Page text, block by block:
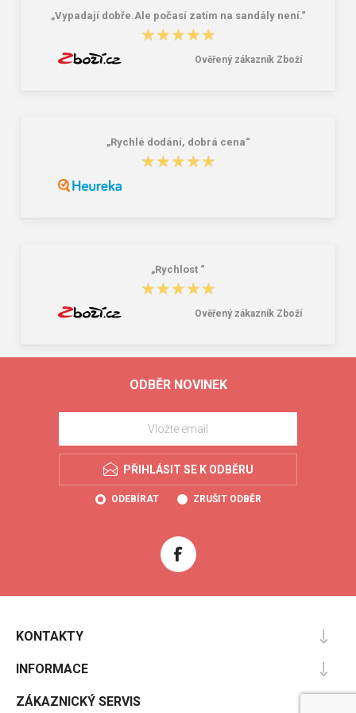
„Vypadají dobře.Ale počasí zatím na sandály není.“
★★★★★
★★★★★
Ověřený zákazník Zboží
„Rychlé dodání, dobrá cena“
★★★★★
★★★★★
„Rychlost “
★★★★★
★★★★★
Ověřený zákazník Zboží
ODBĚR NOVINEK
PŘIHLÁSIT SE K ODBĚRU
ODEBÍRAT ZRUŠIT ODBĚR
KONTAKTY
INFORMACE
ZÁKAZNICKÝ SERVIS